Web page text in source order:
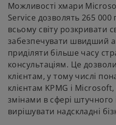
Можливості хмари
Service дозволять 265 000
всьому світу розкривати
забезпечувати швидший
приділяти більше часу
консультаціям. Це
клієнтам, у тому числі
клієнтам KPMG і
змінами в сфері штучного
вирішувати надскладні